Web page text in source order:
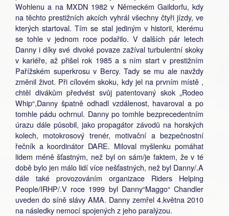
Wohlenu a na MXDN 1982 v Německém Gaildorfu, kdy
na těchto prestižních akcích vyhrál všechny čtyři jízdy, ve
kterých startoval. Tím se stal jediným v historii, kterému
se tohle v jednom roce podařilo. V dalších pár letech
Danny i díky své divoké povaze zažíval turbulentní skoky
v kariéře, až přišel rok 1985 a s ním start v prestižním
Pařížském superkrosu v Bercy. Tady se mu ale navždy
změnil život. Při cílovém skoku, kdy jel na prvním místě ,
chtěl divákům předvést svůj patentovaný skok „Rodeo
Whip“,Danny špatně odhadl vzdálenost, havaroval a po
tomhle pádu ochrnul. Danny po tomhle bezprecedentním
úrazu dále působil, jako propagátor závodů na horských
kolech, motokrosový trenér, motivační a bezpečnostní
řečník a koordinátor DARE. Miloval myšlenku pomáhat
lidem méně šťastným, než byl on sám/je faktem, že v té
době bylo jen málo lidí více nešťastných, než byl Danny/.A
dále také provozováním organizace Riders Helping
People/IRHP/.V roce 1999 byl Danny“Maggo“ Chandler
uveden do síně slávy AMA. Danny zemřel 4.května 2010
na následky nemocí spojených z jeho paralýzou.